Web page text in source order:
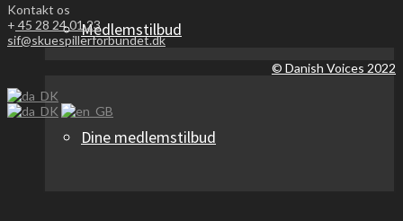
Medlemstilbud
Dine medlemstilbud
Kontakt os
+ 45 28 24 01 23
sif@skuespillerforbundet.dk
© Danish Voices 2022